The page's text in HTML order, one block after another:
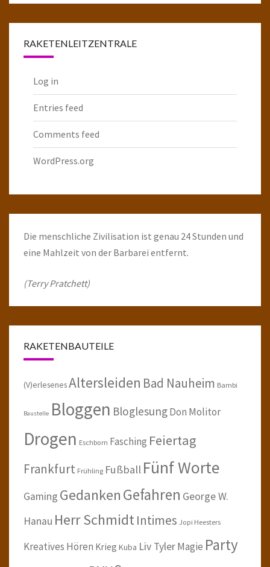
RAKETENLEITZENTRALE
Log in
Entries feed
Comments feed
WordPress.org
Die menschliche Zivilisation ist genau 24 Stunden und
eine Mahlzeit von der Barbarei entfernt.
(Terry Pratchett)
RAKETENBAUTEILE
(V)erlesenesAltersleiden Bad Nauheim Bambi
Baustelle Bloggen BloglesungDon Molitor
Drogen Eschborn Fasching Feiertag
Frankfurt Frühling Fußball Fünf Worte
Gaming GedankenGefahren George W.
Hanau Herr SchmidtIntimes Jopi Heesters
Kreatives Hören Krieg Kuba Liv TylerMagie Party